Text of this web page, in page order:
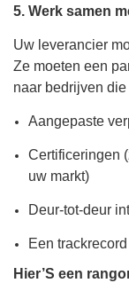
5. Werk samen
Uw leverancier
Ze moeten een
naar bedrijven
Aangepaste
Certificeringen
uw markt)
Deur-tot-deur
Een
Hier’S een